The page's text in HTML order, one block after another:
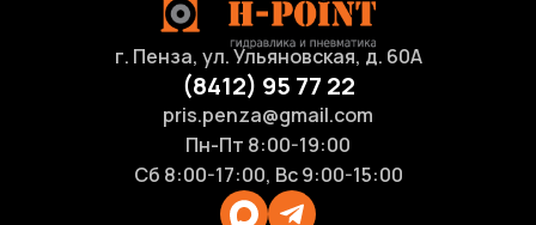
г. Пенза, ул. Ульяновская, д. 60А
(8412) 95 77 22
pris.penza@gmail.com
Пн-Пт 8:00-19:00
Сб 8:00-17:00, Вс 9:00-15:00